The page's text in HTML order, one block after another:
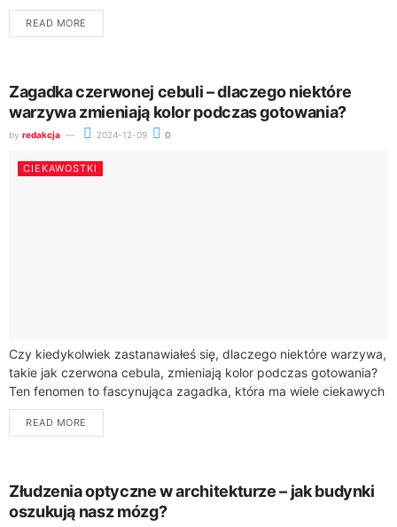
historie pięciu społeczności, w...
READ MORE
Zagadka czerwonej cebuli – dlaczego niektóre
warzywa zmieniają kolor podczas gotowania?
by redakcja 2024-12-09 0
CIEKAWOSTKI
Czy kiedykolwiek zastanawiałeś się, dlaczego niektóre warzywa,
takie jak czerwona cebula, zmieniają kolor podczas gotowania?
Ten fenomen to fascynująca zagadka, która ma wiele ciekawych
wyjaśnień chemicznych. Odkryj wraz ze mną,...
READ MORE
Złudzenia optyczne w architekturze – jak budynki
oszukują nasz mózg?